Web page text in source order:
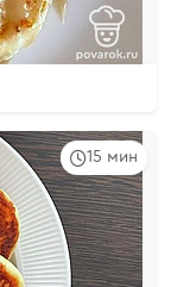
15 мин